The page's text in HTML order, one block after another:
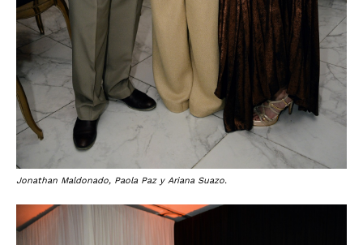
Jonathan Maldonado, Paola Paz y Ariana Suazo.